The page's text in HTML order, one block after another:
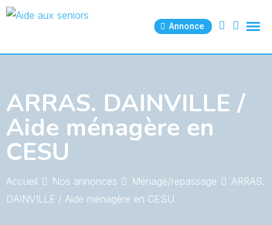
Skip
Annonce
ARRAS. DAINVILLE /
Aide ménagère en
CESU
Accueil Nos annonces Ménage/repassage
ARRAS.
DAINVILLE / Aide ménagère en CESU